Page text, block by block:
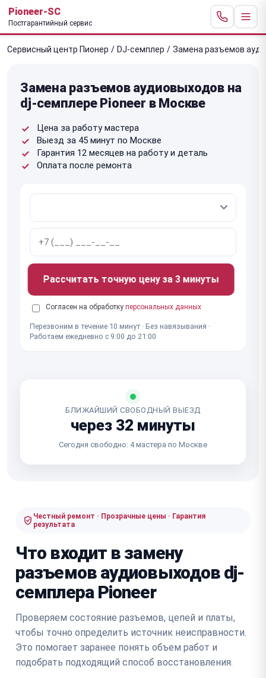
Pioneer-SC
Постгарантийный сервис
Сервисный центр Пионер / DJ-семплер / Замена разъемов
Замена разъемов аудиовыходов на
dj-семплере Pioneer в Москве
Цена за работу мастера
Выезд за 45 минут по Москве
Гарантия 12 месяцев на работу и деталь
Оплата после ремонта
Рассчитать точную цену за 3 минуты
Согласен на обработку персональных данных
Перезвоним в течение 10 минут · Без навязывания ·
Работаем ежедневно с 9:00 до 21:00
БЛИЖАЙШИЙ СВОБОДНЫЙ ВЫЕЗД
через 32 минуты
Сегодня свободно: 4 мастера по Москве
Честный ремонт · Прозрачные цены · Гарантия
результата
Что входит в замену
разъемов аудиовыходов dj-
семплера Pioneer
Проверяем состояние разъемов, цепей и платы,
чтобы точно определить источник неисправности.
Это помогает заранее понять объем работ и
подобрать подходящий способ восстановления.